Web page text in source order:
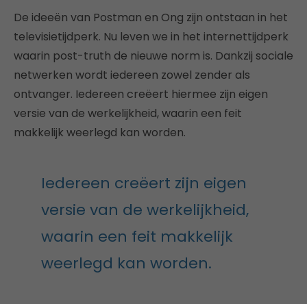
De ideeën van Postman en Ong zijn ontstaan in het
televisietijdperk. Nu leven we in het internettijdperk
waarin post-truth de nieuwe norm is. Dankzij sociale
netwerken wordt iedereen zowel zender als
ontvanger. Iedereen creëert hiermee zijn eigen
versie van de werkelijkheid, waarin een feit
makkelijk weerlegd kan worden.
Iedereen creëert zijn eigen
versie van de werkelijkheid,
waarin een feit makkelijk
weerlegd kan worden.